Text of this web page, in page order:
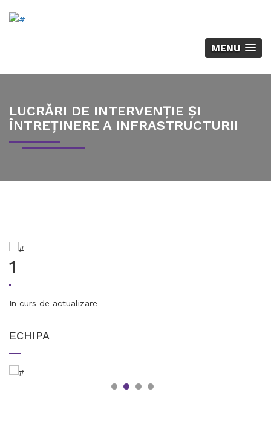
MENU
LUCRĂRI DE INTERVENȚIE ȘI
ÎNTREȚINERE A INFRASTRUCTURII
1
In curs de actualizare
ECHIPA